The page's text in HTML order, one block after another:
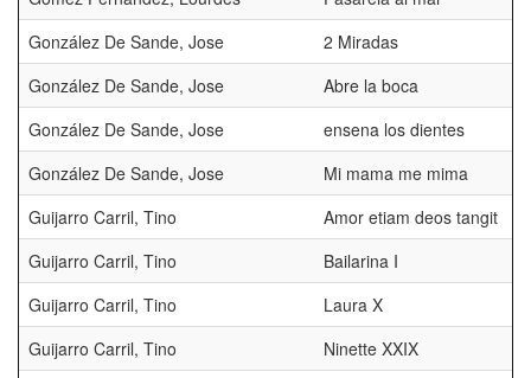
González De Sande, Jose
2 Miradas
González De Sande, Jose
Abre la boca
González De Sande, Jose
ensena los dientes
González De Sande, Jose
Mi mama me mima
Guijarro Carril, Tino
Amor etiam deos tangit
Guijarro Carril, Tino
Bailarina I
Guijarro Carril, Tino
Laura X
Guijarro Carril, Tino
Ninette XXIX